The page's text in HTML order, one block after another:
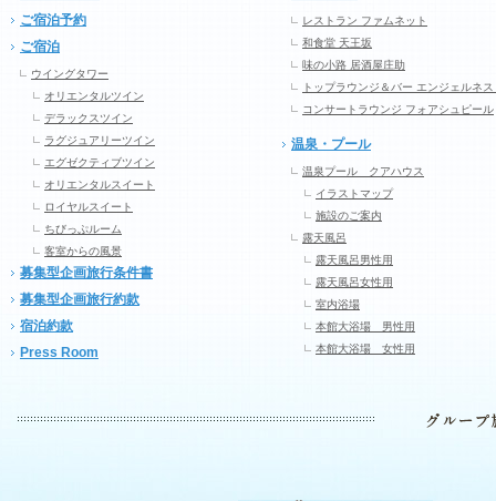
ご宿泊予約
ご宿泊
ウイングタワー
オリエンタルツイン
デラックスツイン
ラグジュアリーツイン
エグゼクティブツイン
オリエンタルスイート
ロイヤルスイート
ちびっぷルーム
客室からの風景
募集型企画旅行条件書
募集型企画旅行約款
宿泊約款
Press Room
レストラン ファムネット
和食堂 天王坂
味の小路 居酒屋庄助
トップラウンジ＆バー エンジェルネス
コンサートラウンジ フォアシュピール
温泉・プール
温泉プール クアハウス
イラストマップ
施設のご案内
露天風呂
露天風呂男性用
露天風呂女性用
室内浴場
本館大浴場 男性用
本館大浴場 女性用